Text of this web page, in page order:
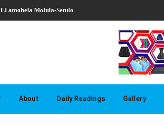
Li amohela Molula-Setulo
About Daily Readings Gallery